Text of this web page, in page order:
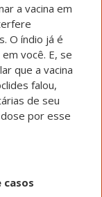
a vacina em
O índio já é
você. E, se
que a vacina
falou,
de seu
por esse
casos